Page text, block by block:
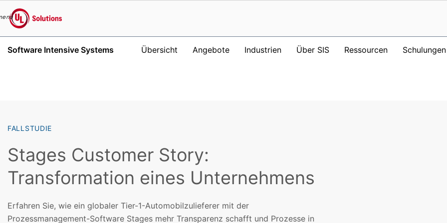
UL Solutions
Software Intensive Systems Übersicht Angebote Industrien Über SIS Ressourcen Schulungen
FALLSTUDIE
Stages Customer Story:
Transformation eines Unternehmens
Erfahren Sie, wie ein globaler Tier-1-Automobilzulieferer mit der
Prozessmanagement-Software Stages mehr Transparenz schafft und Prozesse in